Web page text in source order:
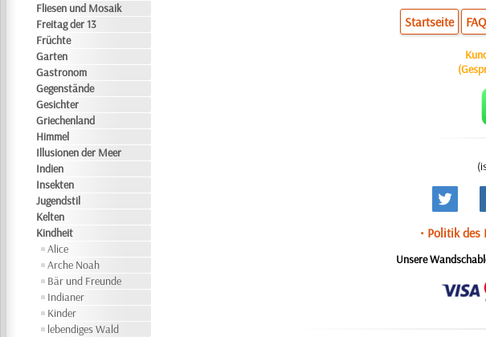
Fliesen und Mosaik
Freitag der 13
Früchte
Garten
Gastronom
Gegenstände
Gesichter
Griechenland
Himmel
Illusionen der Meer
Indien
Insekten
Jugendstil
Kelten
Kindheit
Alice
Arche Noah
Bär und Freunde
Indianer
Kinder
lebendiges Wald
Startseite FAQ
• Politik des
Unsere